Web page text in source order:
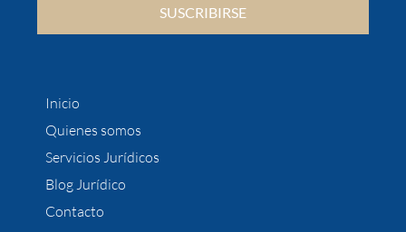
SUSCRIBIRSE
Inicio
Quienes somos
Servicios Jurídicos
Blog Jurídico
Contacto